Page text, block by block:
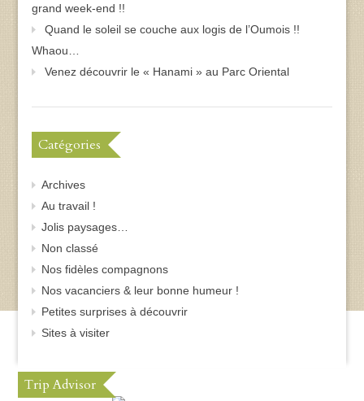
grand week-end !!
Quand le soleil se couche aux logis de l’Oumois !!
Whaou…
Venez découvrir le « Hanami » au Parc Oriental
Catégories
Archives
Au travail !
Jolis paysages…
Non classé
Nos fidèles compagnons
Nos vacanciers & leur bonne humeur !
Petites surprises à découvrir
Sites à visiter
Trip Advisor